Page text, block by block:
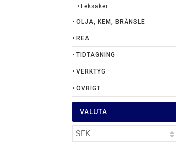
Leksaker
OLJA, KEM, BRÄNSLE
REA
TIDTAGNING
VERKTYG
ÖVRIGT
VALUTA